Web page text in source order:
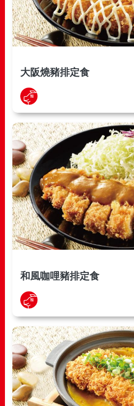
大阪燒豬排定食
和風咖哩豬排定食